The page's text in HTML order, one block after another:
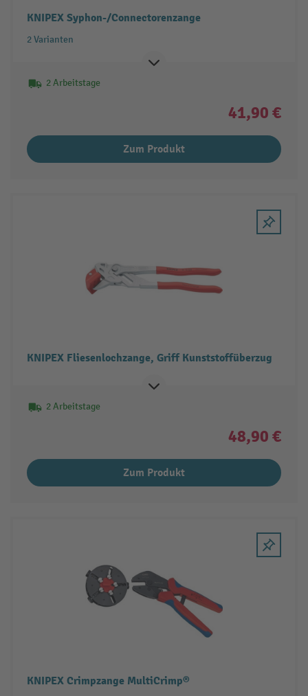
KNIPEX Syphon-/Connectorenzange
2 Varianten
2 Arbeitstage
41,90 €
Zum Produkt
KNIPEX Fliesenlochzange, Griff Kunststoffüberzug
2 Arbeitstage
48,90 €
Zum Produkt
KNIPEX Crimpzange MultiCrimp®